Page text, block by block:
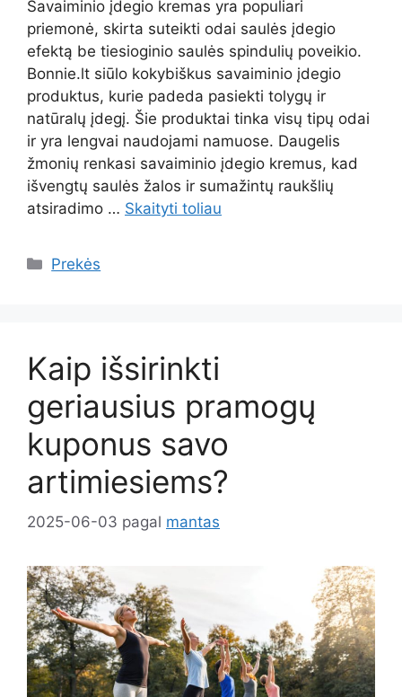
Savaiminio įdegio kremas yra populiari
priemonė, skirta suteikti odai saulės įdegio
efektą be tiesioginio saulės spindulių poveikio.
Bonnie.lt siūlo kokybiškus savaiminio įdegio
produktus, kurie padeda pasiekti tolygų ir
natūralų įdegį. Šie produktai tinka visų tipų odai
ir yra lengvai naudojami namuose. Daugelis
žmonių renkasi savaiminio įdegio kremus, kad
išvengtų saulės žalos ir sumažintų raukšlių
atsiradimo … Skaityti toliau
Kategorijos
Prekės
Kaip išsirinkti
geriausius pramogų
kuponus savo
artimiesiems?
2025-06-03 pagal mantas